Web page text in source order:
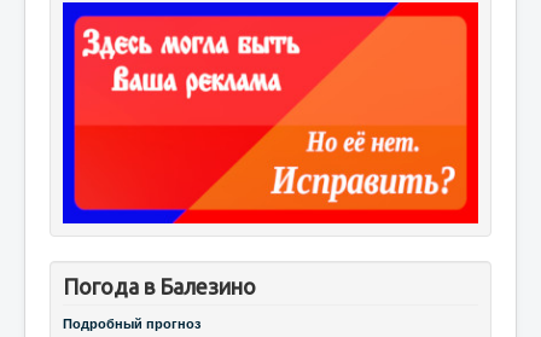
Погода в Балезино
Подробный прогноз